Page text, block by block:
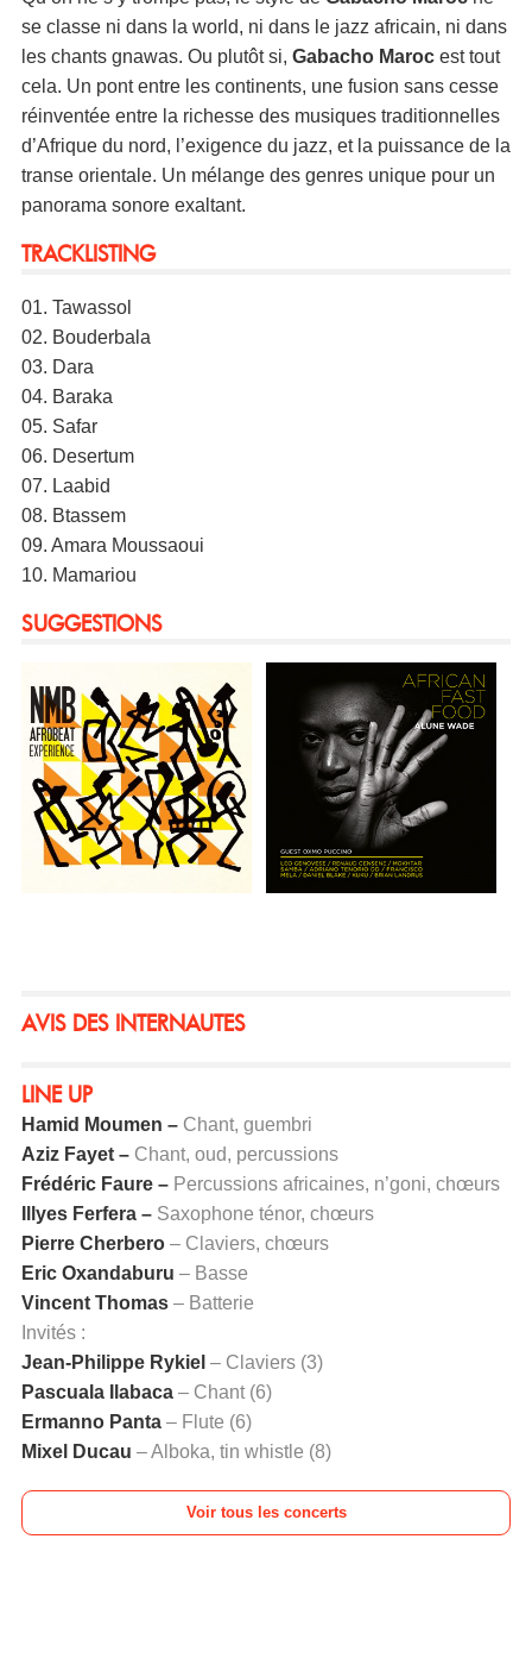
se classe ni dans la world, ni dans le jazz africain, ni dans
les chants gnawas. Ou plutôt si, Gabacho Marocest tout
cela. Un pont entre les continents, une fusion sans cesse
réinventée entre la richesse des musiques traditionnelles
d’Afrique du nord, l’exigence du jazz, et la puissance de la
transe orientale. Un mélange des genres unique pour un
panorama sonore exaltant.
TRACKLISTING
01. Tawassol
02. Bouderbala
03. Dara
04. Baraka
05. Safar
06. Desertum
07. Laabid
08. Btassem
09. Amara Moussaoui
10. Mamariou
SUGGESTIONS
AVIS DES INTERNAUTES
LINE UP
Hamid Moumen –Chant, guembri
Aziz Fayet –Chant, oud, percussions
Frédéric Faure –Percussions africaines, n’goni, chœurs
Illyes Ferfera –Saxophone ténor, chœurs
Pierre Cherbero– Claviers, chœurs
Eric Oxandaburu – Basse
Vincent Thomas– Batterie
Invités :
Jean-Philippe Rykiel – Claviers (3)
Pascuala Ilabaca– Chant (6)
Ermanno Panta– Flute (6)
Mixel Ducau – Alboka, tin whistle (8)
Voir tous les concerts